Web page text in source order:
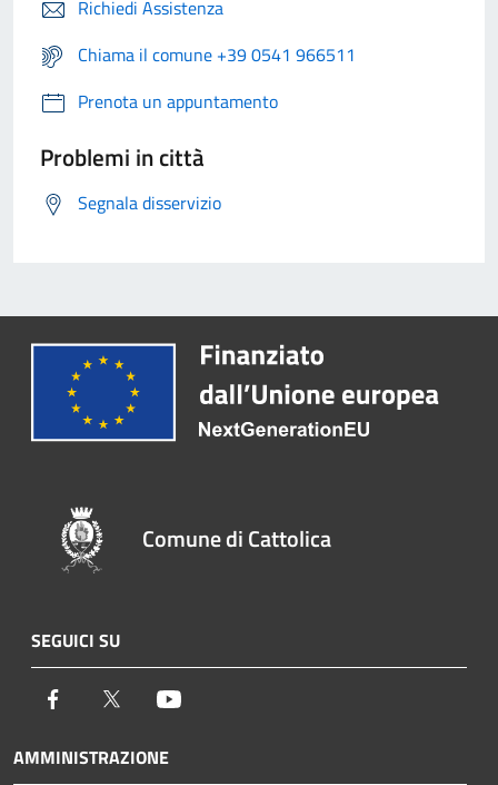
Richiedi Assistenza
Chiama il comune +39 0541 966511
Prenota un appuntamento
Problemi in città
Segnala disservizio
Comune di Cattolica
SEGUICI SU
Facebook Twitter
AMMINISTRAZIONE